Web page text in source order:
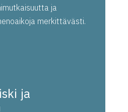
ja
merkittävästi.
ja